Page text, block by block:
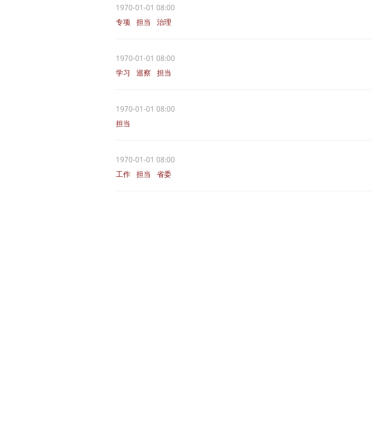
1970-01-01 08:00
专项 担当 治理
1970-01-01 08:00
学习
巡察 担当
1970-01-01 08:00
担当
1970-01-01 08:00
工作 担当 省委